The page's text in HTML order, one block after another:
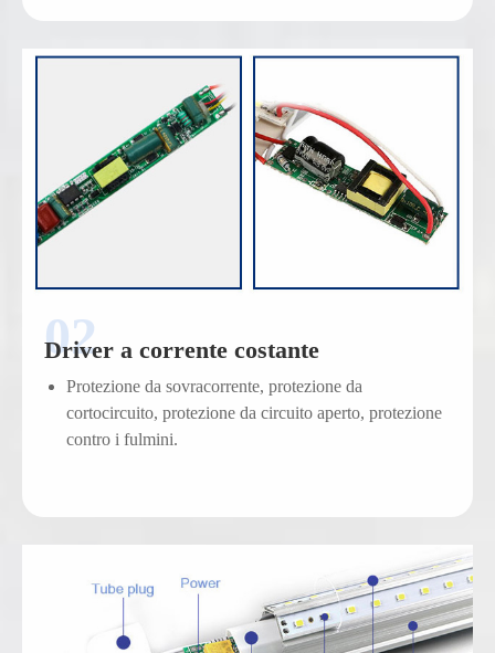
Driver a corrente costante
Protezione da sovracorrente, protezione da
cortocircuito, protezione da circuito aperto, protezione
contro i fulmini.